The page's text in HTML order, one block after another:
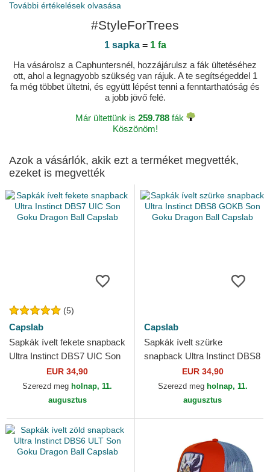
További értékelések olvasása
#StyleForTrees
1 sapka= 1 fa
Ha vásárolsz a Caphuntersnél, hozzájárulsz a fák ültetéséhez
ott, ahol a legnagyobb szükség van rájuk. A te segítségeddel 1
fa még többet ültetni, és együtt lépést tenni a fenntarthatóság és
a jobb jövő felé.
Már ültettünk is 259.788fák
Köszönöm!
Azok a vásárlók, akik ezt a terméket megvették,
ezeket is megvették
(5)
Capslab
Sapkák ívelt fekete snapback
Ultra Instinct DBS7 UIC Son
Goku Dragon Ball Capslab
EUR 34,90
Szerezd meg holnap, 11.
augusztus
Capslab
Sapkák ívelt szürke
snapback Ultra Instinct DBS8
GOKB Son Goku Dragon Ball
Capslab
EUR 34,90
Szerezd meg holnap, 11.
augusztus